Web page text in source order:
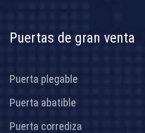
Puertas de gran venta
Puerta plegable
Puerta abatible
Puerta corrediza